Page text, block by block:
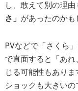
し、敢えて別の理
さ」 があったのかも
PVなどで「さくら
で直面すると「あ
じる可能性もあり
ショックも大きい